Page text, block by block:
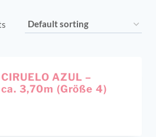
AZUL –
3,70m (Größe 4)